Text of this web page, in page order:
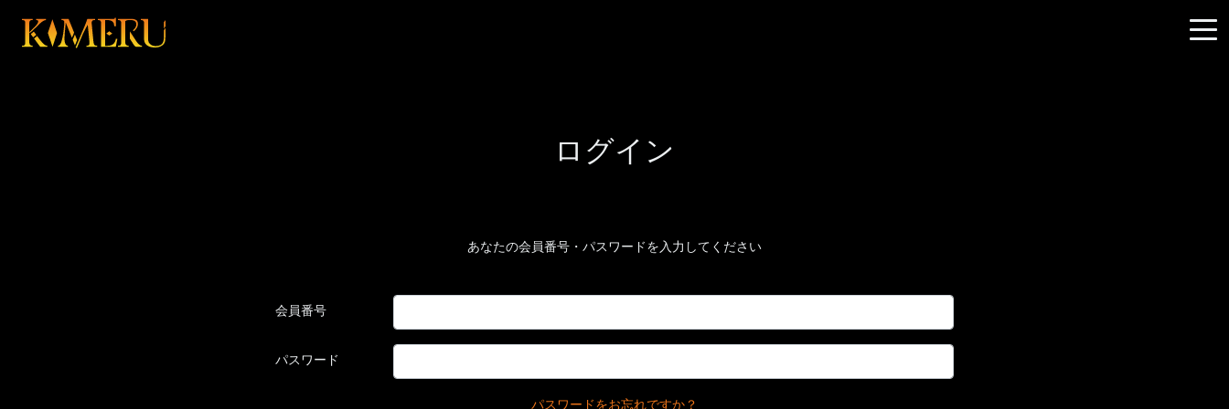
ログイン
あなたの会員番号・パスワードを入力してください
会員番号
パスワード
パスワードをお忘れですか？